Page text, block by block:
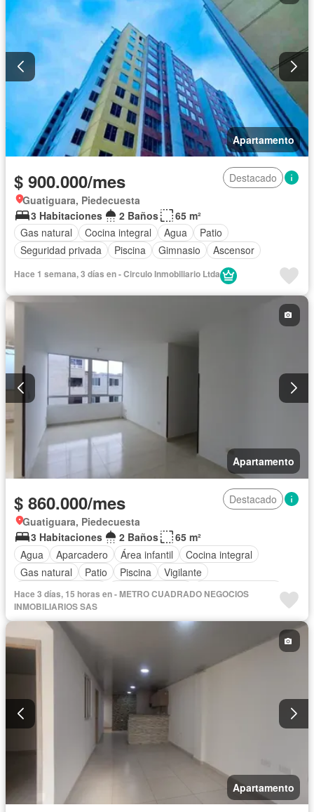
Apartamento
$ 900.000/mes
Destacado
Guatiguara, Piedecuesta
3 Habitaciones
2 Baños
65 m²
Gas natural
Cocina integral Agua
Patio
Seguridad privada
Piscina Gimnasio Ascensor
Hace 1 semana, 3 días en - Circulo Inmobiliario Ltda
Apartamento
$ 860.000/mes
Destacado
Guatiguara, Piedecuesta
3 Habitaciones
2 Baños
65 m²
Agua
Aparcadero Área infantil
Cocina integral
Gas natural
Patio Piscina
Vigilante
Seguridad privada
Tanque de agua
Vista panorámica
Permite mascotas
Hace 3 días, 15 horas en - METRO CUADRADO NEGOCIOS
INMOBILIARIOS SAS
Apartamento